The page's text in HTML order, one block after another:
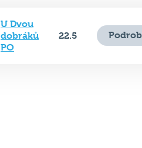
U Dvou
dobráků
PO
22.5